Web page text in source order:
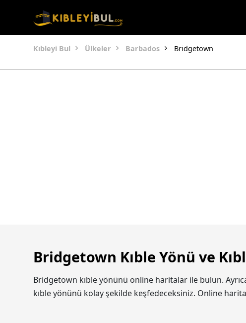
Kıbleyi Bul Ülkeler Barbados Bridgetown
Bridgetown Kıble Yönü ve
Bridgetown kıble yönünü online haritalar ile bulun.
kıble yönünü kolay şekilde keşfedeceksiniz. Online